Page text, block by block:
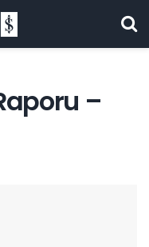
–